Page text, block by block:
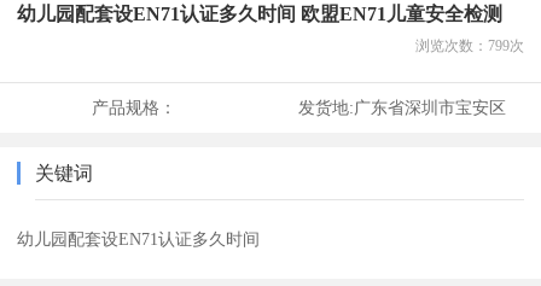
幼儿园配套设EN71认证多久时间 欧盟EN71儿童安全检测
浏览次数： 799次
产品规格： 发货地:广东省深圳市宝安区
关键词
幼儿园配套设EN71认证多久时间